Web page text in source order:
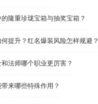
隆重珍珑宝箱与抽奖宝箱？
提升？红名爆装风险怎样规避？
法师哪个职业更厉害？
来哪些特殊作用？